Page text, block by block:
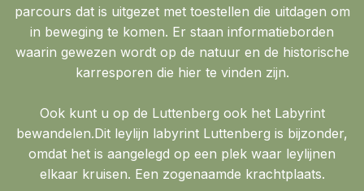
parcours dat is uitgezet met toestellen die uitdagen om
in beweging te komen. Er staan informatieborden
waarin gewezen wordt op de natuur en de historische
karresporen die hier te vinden zijn.
Ook kunt u op de Luttenberg ook het Labyrint
bewandelen.Dit leylijn labyrint Luttenberg is bijzonder,
omdat het is aangelegd op een plek waar leylijnen
elkaar kruisen. Een zogenaamde krachtplaats.